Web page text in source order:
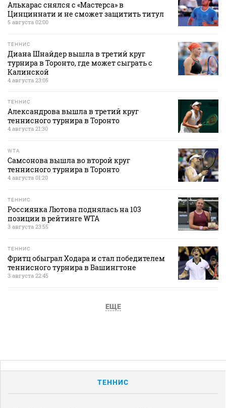
Алькарас снялся с «Мастерса» в
Цинциннати и не сможет защитить титул
5 августа 02:00
ТЕННИС
Диана Шнайдер вышла в третий круг
турнира в Торонто, где может сыграть с
Калинской
4 августа 23:05
ТЕННИС
Александрова вышла в третий круг
теннисного турнира в Торонто
4 августа 21:30
WTA
Самсонова вышла во второй круг
теннисного турнира в Торонто
4 августа 01:20
ТЕННИС
Россиянка Лютова поднялась на 103
позиции в рейтинге WTA
3 августа 23:55
ТЕННИС
Фритц обыграл Ходара и стал победителем
теннисного турнира в Вашингтоне
3 августа 22:45
ЕЩЕ
ТЕННИС